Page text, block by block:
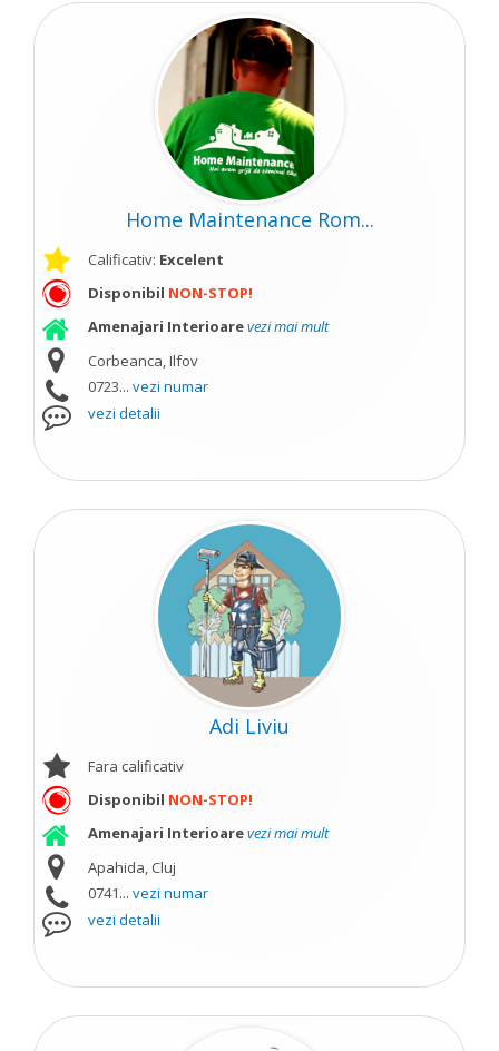
Home Maintenance Rom...
Calificativ: Excelent
Disponibil NON-STOP!
Amenajari Interioarevezi mai mult
Corbeanca, Ilfov
0723... vezi numar
vezi detalii
Adi Liviu
Fara calificativ
Disponibil NON-STOP!
Amenajari Interioarevezi mai mult
Apahida, Cluj
0741... vezi numar
vezi detalii